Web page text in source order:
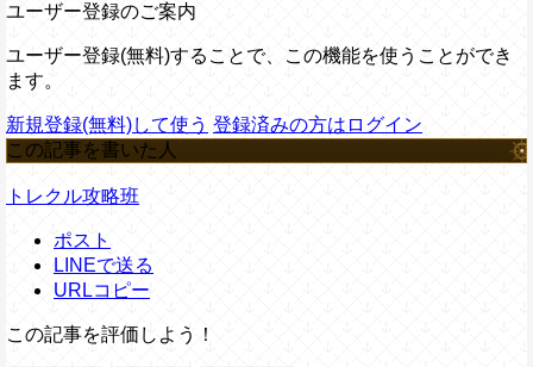
ユーザー登録のご案内
ユーザー登録(無料)することで、この機能を使うことができ
ます。
新規登録(無料)して使う 登録済みの方はログイン
この記事を書いた人
トレクル攻略班
ポスト
LINEで送る
URLコピー
この記事を評価しよう！